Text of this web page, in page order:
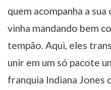
quem acompanha a
vinha mandando bem
tempão. Aqui, eles
unir em um só pacote
franquia Indiana Jones